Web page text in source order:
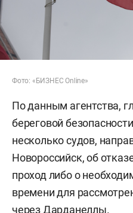
Фото: «БИЗНЕС Online»
По данным агентства,
береговой
несколько судов,
Новороссийск, об
проход либо о
времени для
через Дарданеллы.